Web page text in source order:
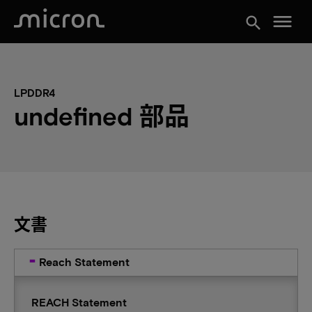
search menu
LPDDR4
undefined 部品
文書
Reach Statement
REACH Statement